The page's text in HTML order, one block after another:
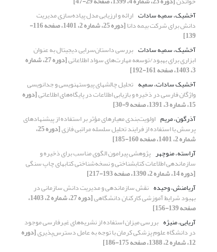
آخشیک، سمیه سادات ارائه و ارزیابی مدل پیاده‌سازی مدیریت
دانش برای شرکت بیمه دانا [دوره 25، شماره 2، 1401، صفحه 116-
139]
آخشیک، سمیه سادات بررسی داستان‌سرایی دیجیتال به عنوان
ابزاری برای بهبود/توسعه مهارت‌های سواد اطلاعاتی [دوره 27، شماره
3، 1403، صفحه 161-192]
آخشیک سادات، سمیه
تحلیل چالشهای پیوسته‎نویسی و جدانویسی
واژگان فارسی در ذخیره و بازیابی اطلاعات در پایگاه‌های اطلاعاتی[دوره
15، شماره 3، 1391، صفحه 9-30]
آذرگون، مریم اولویت‌بندی معیارهای مؤثر بر استفاده از پیشنهادهای
پرسش با استفاده از فرایند تحلیل سلسله مراتبی فازی [دوره 25،
شماره 2، 1401، صفحه 160-185]
آراسته، منوچهر پژوهشی پیرامون الگوی مناسب برای ذخیره و
سازماندهی اطلاعات کتابشناختی و نسخه‌شناختی کتابهای چاپ سنگی
[دوره 14، شماره 2، 1390، صفحه 193-217]
آریامنش، وحیده نقش سازماندهی و مدیریت دانش سازمانی در
بهبود شرایط آموزشی کارکنان دانشگاهی [دوره 27، شماره 2، 1403،
صفحه 139-156]
آریایی، منیژه بررسی میزان استفاده از نشریه‌های غیرفارسی موجود
در دانشگاه علوم پزشکی کرمان با توجه به عامل دسترس‌پذیری[دوره
12، شماره 2، 1388، صفحه 175-186]